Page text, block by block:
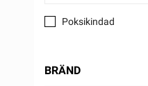
Poksikindad
BRÄND